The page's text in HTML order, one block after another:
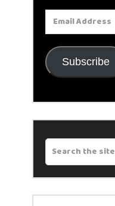
Email
Address
Subscribe